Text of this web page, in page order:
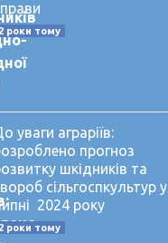
2 роки тому
уваги аграріїв:
прогноз
шкідників та
сільгоспкультур у
2024 року
2 роки тому